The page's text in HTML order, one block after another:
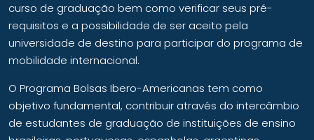
curso de graduação bem como verificar seus pré-
requisitos e a possibilidade de ser aceito pela
universidade de destino para participar do programa de
mobilidade internacional.
O Programa Bolsas Ibero-Americanas tem como
objetivo fundamental, contribuir através do intercâmbio
de estudantes de graduação de instituições de ensino